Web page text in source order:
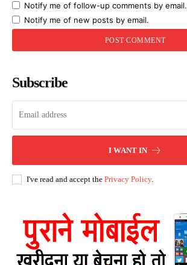
Notify me of follow-up comments by email.
Notify me of new posts by email.
Subscribe
I WANT IN
I've read and accept the Privacy Policy.